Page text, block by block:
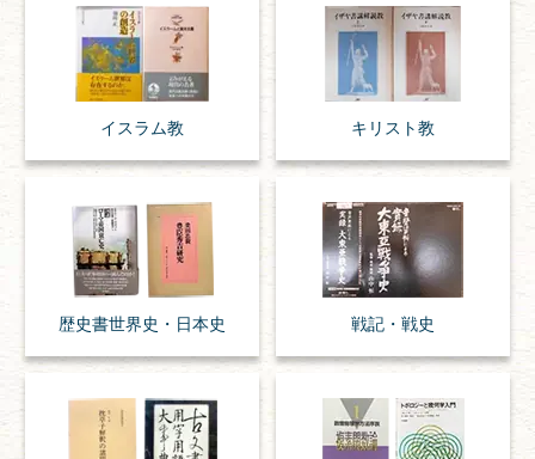
イスラム教 キリスト教
歴史書世界史・ 日本史 戦記・戦史